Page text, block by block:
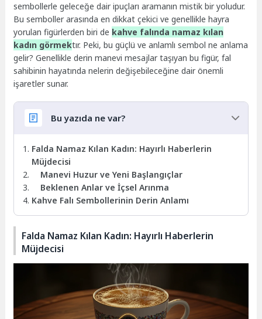
sembollerle geleceğe dair ipuçları aramanın mistik bir yoludur.
Bu semboller arasında en dikkat çekici ve genellikle hayra
yorulan figürlerden biri de kahve falında namaz kılan
kadın görmektır. Peki, bu güçlü ve anlamlı sembol ne anlama
gelir? Genellikle derin manevi mesajlar taşıyan bu figür, fal
sahibinin hayatında nelerin değişebileceğine dair önemli
işaretler sunar.
Bu yazıda ne var?
Falda Namaz Kılan Kadın: Hayırlı Haberlerin
Müjdecisi
Manevi Huzur ve Yeni Başlangıçlar
Beklenen Anlar ve İçsel Arınma
Kahve Falı Sembollerinin Derin Anlamı
Falda Namaz Kılan Kadın: Hayırlı Haberlerin
Müjdecisi